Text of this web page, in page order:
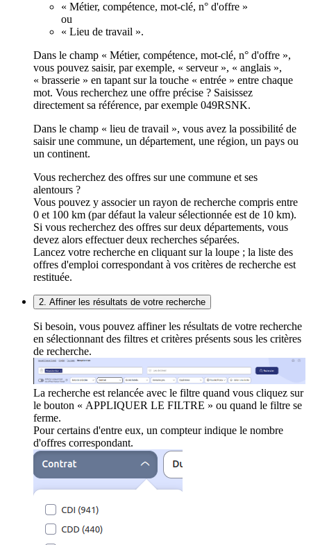
« Métier, compétence, mot-clé, n° d'offre »
ou
« Lieu de travail ».
Dans le champ « Métier, compétence, mot-clé, n° d'offre »,
vous pouvez saisir, par exemple, « serveur », « anglais »,
« brasserie » en tapant sur la touche « entrée » entre chaque
mot. Vous recherchez une offre précise ? Saisissez
directement sa référence, par exemple 049RSNK.
Dans le champ « lieu de travail », vous avez la possibilité de
saisir une commune, un département, une région, un pays ou
un continent.
Vous recherchez des offres sur une commune et ses
alentours ?
Vous pouvez y associer un rayon de recherche compris entre
0 et 100 km (par défaut la valeur sélectionnée est de 10 km).
Si vous recherchez des offres sur deux départements, vous
devez alors effectuer deux recherches séparées.
Lancez votre recherche en cliquant sur la loupe ; la liste des
offres d'emploi correspondant à vos critères de recherche est
restituée.
2. Affiner les résultats de votre recherche
Si besoin, vous pouvez affiner les résultats de votre recherche
en sélectionnant des filtres et critères présents sous les critères
de recherche.
La recherche est relancée avec le filtre quand vous cliquez sur
le bouton « APPLIQUER LE FILTRE » ou quand le filtre se
ferme.
Pour certains d'entre eux, un compteur indique le nombre
d'offres correspondant.